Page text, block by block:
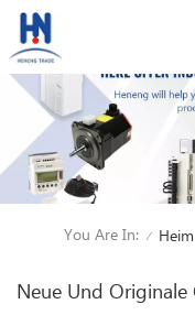
You Are In: / Heim
Neue Und Originale